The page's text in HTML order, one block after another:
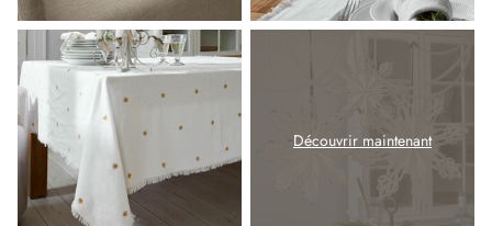
Découvrir maintenant